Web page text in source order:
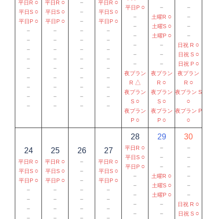
平日R ○
平日S ○
平日P ○
－
－
－
－
－
－
－
－
－
平日R ○
平日S ○
平日P ○
－
－
－
－
－
－
－
－
－
－
－
－
－
－
－
－
－
－
－
－
－
平日R ○
平日S ○
平日P ○
－
－
－
－
－
－
－
－
－
平日P ○
－
－
－
－
－
－
夜プラン
R △
夜プラン
S ○
夜プラン
P ○
－
土曜R ○
土曜S ○
土曜P ○
－
－
－
夜プラン
R ○
夜プラン
S ○
夜プラン
P ○
－
－
－
－
日祝 R ○
日祝 S ○
日祝 P ○
夜プラン
R ○
夜プラン S
○
夜プラン P
○
24
平日R ○
平日S ○
平日P ○
－
－
－
25
平日R ○
平日S ○
平日P ○
－
－
－
26
－
－
－
－
－
－
27
平日R ○
平日S ○
平日P ○
－
－
－
28
平日R ○
平日S ○
平日P ○
－
－
－
－
－
29
－
－
－
土曜R ○
土曜S ○
土曜P ○
－
－
30
－
－
－
－
－
－
日祝 R ○
日祝 S ○